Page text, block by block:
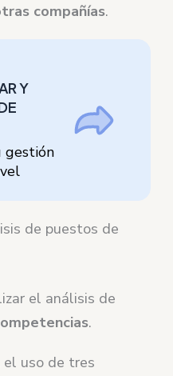
compañías.
Y
gestión
de puestos de
el análisis de
.
uso de tres